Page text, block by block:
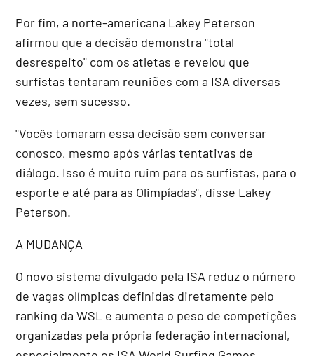
Por fim, a norte-americana Lakey Peterson
afirmou que a decisão demonstra "total
desrespeito" com os atletas e revelou que
surfistas tentaram reuniões com a ISA diversas
vezes, sem sucesso.
"Vocês tomaram essa decisão sem conversar
conosco, mesmo após várias tentativas de
diálogo. Isso é muito ruim para os surfistas, para o
esporte e até para as Olimpíadas", disse Lakey
Peterson.
A MUDANÇA
O novo sistema divulgado pela ISA reduz o número
de vagas olímpicas definidas diretamente pelo
ranking da WSL e aumenta o peso de competições
organizadas pela própria federação internacional,